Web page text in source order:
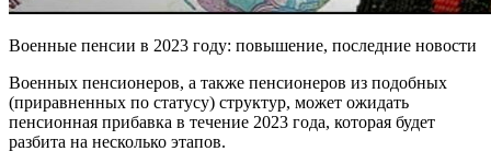
Военные пенсии в 2023 году: повышение, последние новости
Военных пенсионеров, а также пенсионеров из подобных
(приравненных по статусу) структур, может ожидать
пенсионная прибавка в течение 2023 года, которая будет
разбита на несколько этапов.